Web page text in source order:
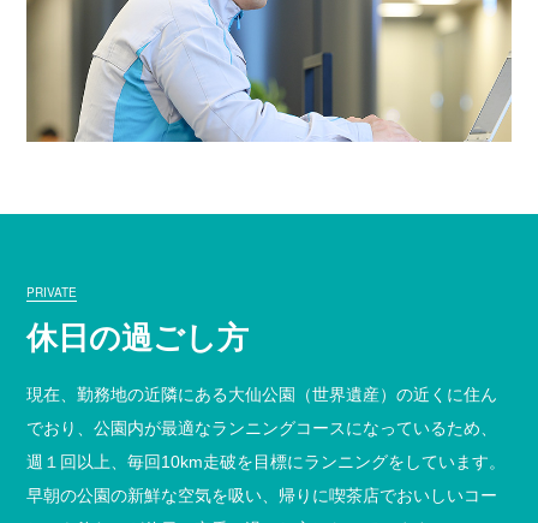
PRIVATE
休日の過ごし方
現在、勤務地の近隣にある大仙公園（世界遺産）の近くに住ん
でおり、公園内が最適なランニングコースになっているため、
週１回以上、毎回10km走破を目標にランニングをしています。
早朝の公園の新鮮な空気を吸い、帰りに喫茶店でおいしいコー